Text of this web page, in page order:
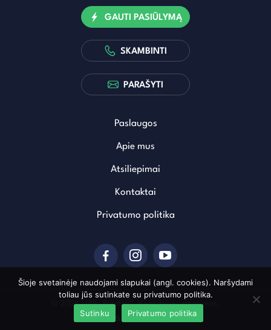
GAUTI PASIŪLYMĄ
SKAMBINTI
PARAŠYTI
Paslaugos
Apie mus
Atsiliepimai
Kontaktai
Privatumo politika
© 2026 UAB „Euralita“. Visos teisės saugomos.
Sukurta:
Šioje svetainėje naudojami slapukai (angl. cookies). Naršydami
toliau jūs sutinkate su privatumo politika.
Sutinku
Privatumo politika